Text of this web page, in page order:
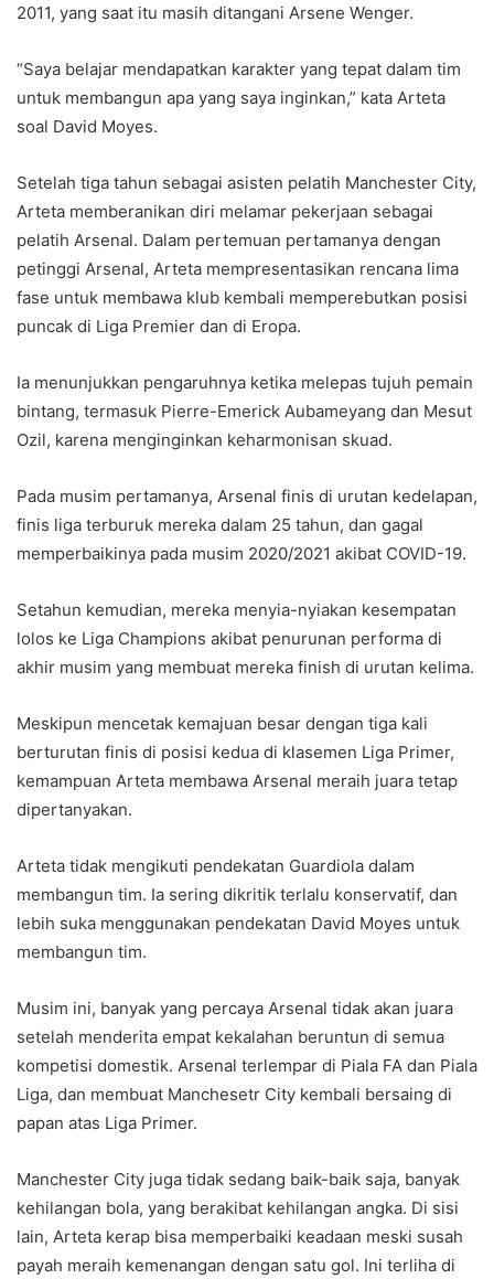
2011, yang saat itu masih ditangani Arsene Wenger.
“Saya belajar mendapatkan karakter yang tepat dalam tim
untuk membangun apa yang saya inginkan,” kata Arteta
soal David Moyes.
Setelah tiga tahun sebagai asisten pelatih Manchester City,
Arteta memberanikan diri melamar pekerjaan sebagai
pelatih Arsenal. Dalam pertemuan pertamanya dengan
petinggi Arsenal, Arteta mempresentasikan rencana lima
fase untuk membawa klub kembali memperebutkan posisi
puncak di Liga Premier dan di Eropa.
Ia menunjukkan pengaruhnya ketika melepas tujuh pemain
bintang, termasuk Pierre-Emerick Aubameyang dan Mesut
Ozil, karena menginginkan keharmonisan skuad.
Pada musim pertamanya, Arsenal finis di urutan kedelapan,
finis liga terburuk mereka dalam 25 tahun, dan gagal
memperbaikinya pada musim 2020/2021 akibat COVID-19.
Setahun kemudian, mereka menyia-nyiakan kesempatan
lolos ke Liga Champions akibat penurunan performa di
akhir musim yang membuat mereka finish di urutan kelima.
Meskipun mencetak kemajuan besar dengan tiga kali
berturutan finis di posisi kedua di klasemen Liga Primer,
kemampuan Arteta membawa Arsenal meraih juara tetap
dipertanyakan.
Arteta tidak mengikuti pendekatan Guardiola dalam
membangun tim. Ia sering dikritik terlalu konservatif, dan
lebih suka menggunakan pendekatan David Moyes untuk
membangun tim.
Musim ini, banyak yang percaya Arsenal tidak akan juara
setelah menderita empat kekalahan beruntun di semua
kompetisi domestik. Arsenal terlempar di Piala FA dan Piala
Liga, dan membuat Manchesetr City kembali bersaing di
papan atas Liga Primer.
Manchester City juga tidak sedang baik-baik saja, banyak
kehilangan bola, yang berakibat kehilangan angka. Di sisi
lain, Arteta kerap bisa memperbaiki keadaan meski susah
payah meraih kemenangan dengan satu gol. Ini terliha di